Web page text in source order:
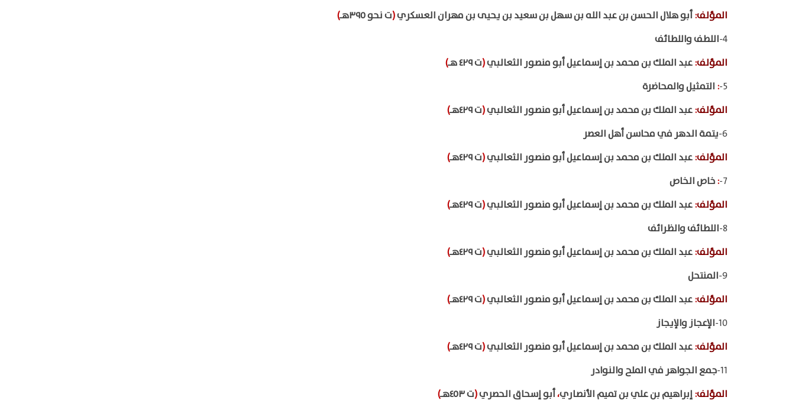
المؤلف:أبو هلال الحسن بن عبد الله بن سهل بن سعيد بن يحيى بن مهران العسكري(ت نحو ٣٩٥هـ
)
4- اللطف واللطائف
المؤلف:عبد الملك بن محمد بن إسماعيل أبو منصور الثعالبي(ت ٤٢٩ هـ
)
5-
: التمثيل والمحاضرة
المؤلف:عبد الملك بن محمد بن إسماعيل أبو منصور الثعالبي(ت ٤٢٩هـ
)
6- يتمة الدهر في محاسن أهل العصر
المؤلف:عبد الملك بن محمد بن إسماعيل أبو منصور الثعالبي(ت ٤٢٩هـ
)
7-
:خاص الخاص
المؤلف:عبد الملك بن محمد بن إسماعيل أبو منصور الثعالبي(ت ٤٢٩هـ
)
8- اللطائف والظرائف
المؤلف:عبد الملك بن محمد بن إسماعيل أبو منصور الثعالبي(ت ٤٢٩هـ
)
9- المنتحل
المؤلف:عبد الملك بن محمد بن إسماعيل أبو منصور الثعالبي(ت ٤٢٩هـ
)
10- الإعجاز والإيجاز
المؤلف:عبد الملك بن محمد بن إسماعيل أبو منصور الثعالبي(ت ٤٢٩هـ
)
11- جمع الجواهر في الملح والنوادر
المؤلف:إبراهيم بن علي بن تميم الأنصاري،أبو إسحاق الحصري(ت ٤٥٣هـ
)